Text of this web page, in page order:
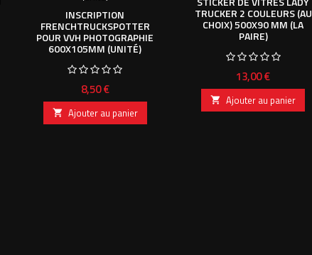
INSCRIPTION
FRENCHTRUCKSPOTTER
POUR VVH PHOTOGRAPHIE
600X105MM (UNITÉ)
Prix
8,50 €
 Ajouter au panier
TRUCKER 2 COULEURS (AU
CHOIX) 500X90 MM (LA
PAIRE)
Prix
13,00 €
 Ajouter au panier